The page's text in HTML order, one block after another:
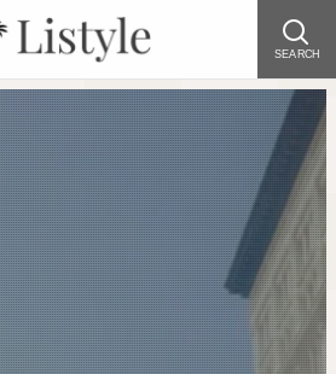
SEARCH